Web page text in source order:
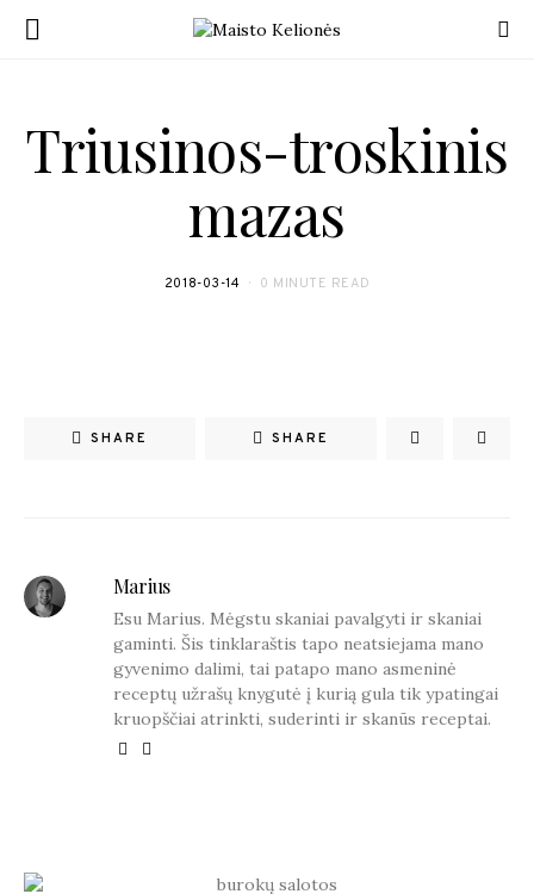
Triusinos-troskinis
mazas
2018-03-14 0 MINUTE READ
SHARE SHARE
Marius
Esu Marius. Mėgstu skaniai pavalgyti ir skaniai
gaminti. Šis tinklaraštis tapo neatsiejama mano
gyvenimo dalimi, tai patapo mano asmeninė
receptų užrašų knygutė į kurią gula tik ypatingai
kruopščiai atrinkti, suderinti ir skanūs receptai.